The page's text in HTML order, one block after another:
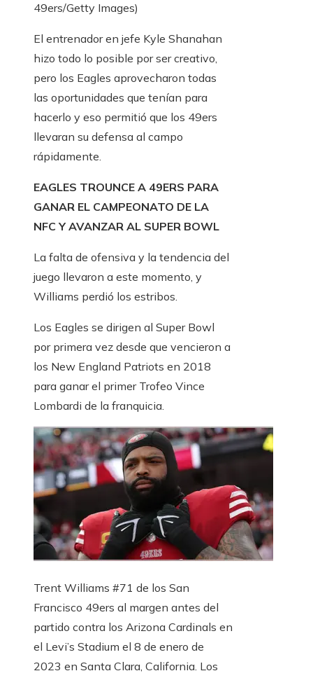
49ers/Getty Images)
El entrenador en jefe Kyle Shanahan
hizo todo lo posible por ser creativo,
pero los Eagles aprovecharon todas
las oportunidades que tenían para
hacerlo y eso permitió que los 49ers
llevaran su defensa al campo
rápidamente.
EAGLES TROUNCE A 49ERS PARA
GANAR EL CAMPEONATO DE LA
NFC Y AVANZAR AL SUPER BOWL
La falta de ofensiva y la tendencia del
juego llevaron a este momento, y
Williams perdió los estribos.
Los Eagles se dirigen al Super Bowl
por primera vez desde que vencieron a
los New England Patriots en 2018
para ganar el primer Trofeo Vince
Lombardi de la franquicia.
Trent Williams #71 de los San
Francisco 49ers al margen antes del
partido contra los Arizona Cardinals en
el Levi’s Stadium el 8 de enero de
2023 en Santa Clara, California. Los